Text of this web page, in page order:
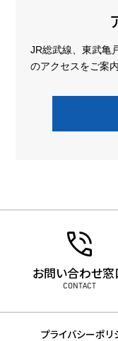
JR総武線、東武亀
のアクセスをご案
お問い合わせ窓
CONTACT
プライバシーポリ